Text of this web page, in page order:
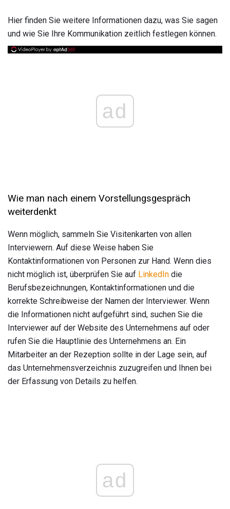
Hier finden Sie weitere Informationen dazu, was Sie sagen
und wie Sie Ihre Kommunikation zeitlich festlegen können.
ad
Wie man nach einem Vorstellungsgespräch
weiterdenkt
Wenn möglich, sammeln Sie Visitenkarten von allen
Interviewern. Auf diese Weise haben Sie
Kontaktinformationen von Personen zur Hand. Wenn dies
nicht möglich ist, überprüfen Sie auf LinkedIn die
Berufsbezeichnungen, Kontaktinformationen und die
korrekte Schreibweise der Namen der Interviewer. Wenn
die Informationen nicht aufgeführt sind, suchen Sie die
Interviewer auf der Website des Unternehmens auf oder
rufen Sie die Hauptlinie des Unternehmens an. Ein
Mitarbeiter an der Rezeption sollte in der Lage sein, auf
das Unternehmensverzeichnis zuzugreifen und Ihnen bei
der Erfassung von Details zu helfen.
ad